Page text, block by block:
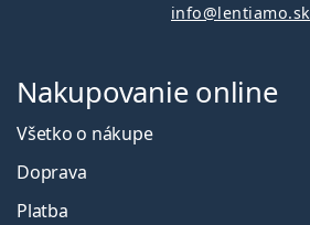
info@lentiamo.sk
Nakupovanie online
Všetko o nákupe
Doprava
Platba